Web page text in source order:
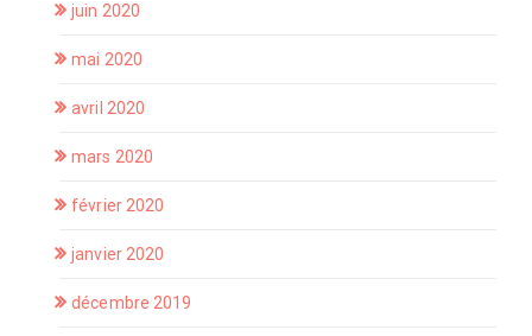
juin 2020
mai 2020
avril 2020
mars 2020
février 2020
janvier 2020
décembre 2019